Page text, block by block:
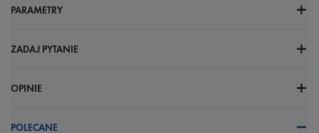
PARAMETRY
ZADAJ PYTANIE
OPINIE
POLECANE